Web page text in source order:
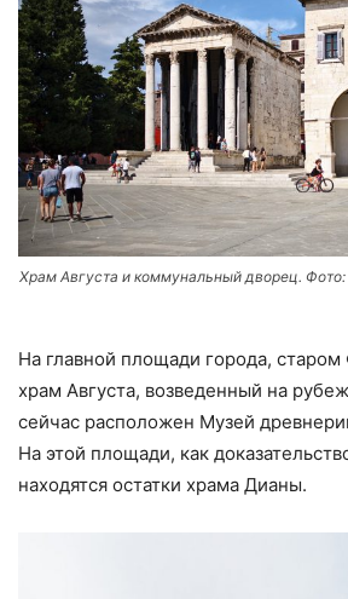
Храм Августа и коммунальный дворец. Фото:
На главной площади города,
храм Августа, возведенный на
сейчас расположен Музей
На этой площади, как
находятся остатки храма Дианы.